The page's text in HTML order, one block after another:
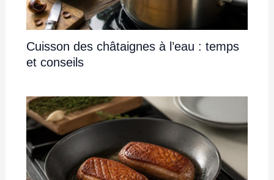
Cuisson des châtaignes à l’eau : temps
et conseils